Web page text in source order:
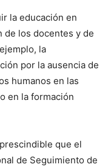
la educación en
de los docentes y de
la
por la ausencia de
humanos en las
en la formación
que el
de Seguimiento de